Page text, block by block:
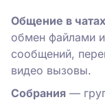
Общение в чатах
обмен файлами
сообщений,
видео вызовы.
Собрания —